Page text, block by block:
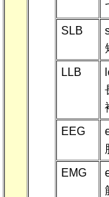
SLB
LLB
EEG
EMG